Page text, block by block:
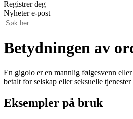
Registrer deg
Nyheter e-post
Betydningen av
En gigolo er en mannlig følgesvenn
betalt for selskap eller seksuelle
Eksempler på bruk